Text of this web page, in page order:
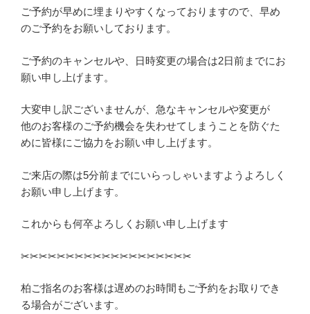
ご予約が早めに埋まりやすくなっておりますので、早め
のご予約をお願いしております。
ご予約のキャンセルや、日時変更の場合は2日前までにお
願い申し上げます。
大変申し訳ございませんが、急なキャンセルや変更が
他のお客様のご予約機会を失わせてしまうことを防ぐた
めに皆様にご協力をお願い申し上げます。
ご来店の際は5分前までにいらっしゃいますようよろしく
お願い申し上げます。
これからも何卒よろしくお願い申し上げます
✂︎✂︎✂︎✂︎✂︎✂︎✂︎✂︎✂︎✂︎✂︎✂︎✂︎✂︎✂︎✂︎✂︎✂︎✂︎
柏ご指名のお客様は遅めのお時間もご予約をお取りでき
る場合がございます。